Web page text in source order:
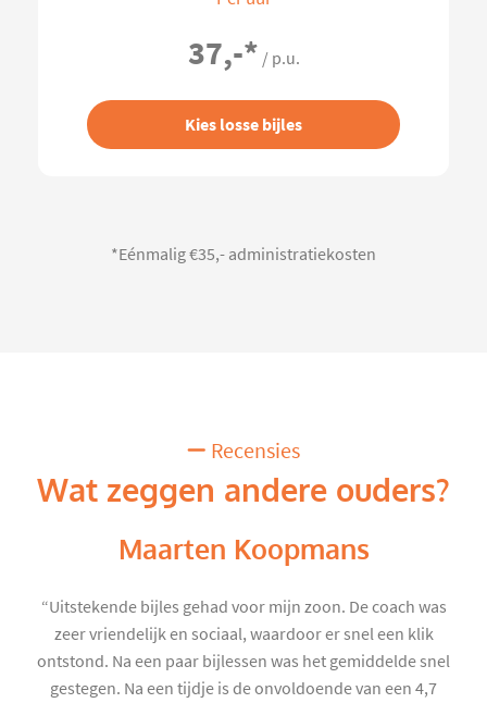
37,-* / p.u.
Kies losse bijles
*Eénmalig €35,- administratiekosten
Recensies
Wat zeggen andere ouders?
Maarten Koopmans
“Uitstekende bijles gehad voor mijn zoon. De coach was
zeer vriendelijk en sociaal, waardoor er snel een klik
ontstond. Na een paar bijlessen was het gemiddelde snel
gestegen. Na een tijdje is de onvoldoende van een 4,7